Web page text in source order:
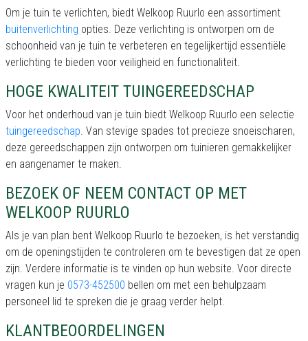
Om je tuin te verlichten, biedt Welkoop Ruurlo een assortiment
buitenverlichting opties. Deze verlichting is ontworpen om de
schoonheid van je tuin te verbeteren en tegelijkertijd essentiële
verlichting te bieden voor veiligheid en functionaliteit.
HOGE KWALITEIT TUINGEREEDSCHAP
Voor het onderhoud van je tuin biedt Welkoop Ruurlo een selectie
tuingereedschap. Van stevige spades tot precieze snoeischaren,
deze gereedschappen zijn ontworpen om tuinieren gemakkelijker
en aangenamer te maken.
BEZOEK OF NEEM CONTACT OP MET
WELKOOP RUURLO
Als je van plan bent Welkoop Ruurlo te bezoeken, is het verstandig
om de openingstijden te controleren om te bevestigen dat ze open
zijn. Verdere informatie is te vinden op hun website. Voor directe
vragen kun je 0573-452500 bellen om met een behulpzaam
personeel lid te spreken die je graag verder helpt.
KLANTBEOORDELINGEN